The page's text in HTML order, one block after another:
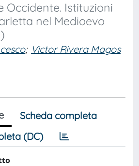
Occidente. Istituzioni
nel Medioevo
; Victor Rivera Magos
Scheda completa
(DC)